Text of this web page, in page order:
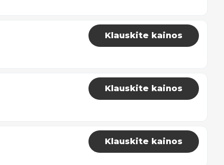
Klauskite kainos
Klauskite kainos
Klauskite kainos